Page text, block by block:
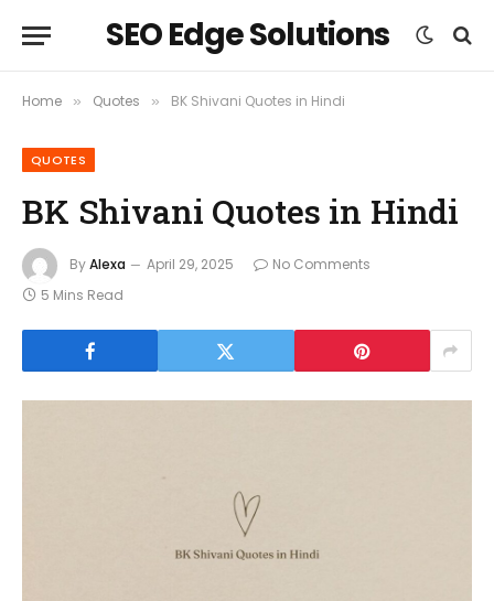
SEO Edge Solutions
Home » Quotes » BK Shivani Quotes in Hindi
QUOTES
BK Shivani Quotes in Hindi
ByAlexa April 29, 2025
No Comments
5 Mins Read